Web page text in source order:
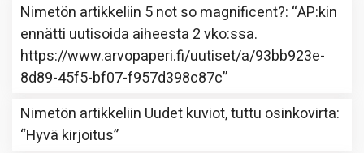
Nimetön artikkeliin 5 not so magnificent?: “AP:kin
ennätti uutisoida aiheesta 2 vko:ssa.
https://www.arvopaperi.fi/uutiset/a/93bb923e-
8d89-45f5-bf07-f957d398c87c”
Nimetön artikkeliin Uudet kuviot, tuttu osinkovirta:
“Hyvä kirjoitus”